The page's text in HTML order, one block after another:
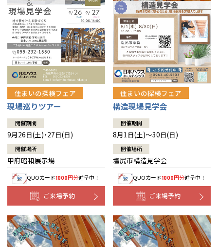
住まいの探検フェア
現場巡りツアー
開催期間
9月26日(土)・27日(日)
開催場所
甲府昭和展示場
QUOカード1000円分進呈中！
ご来場予約
住まいの探検フェア
構造現場見学会
開催期間
8月1日(土)～30日(日)
開催場所
塩尻市構造見学会
QUOカード1000円分進呈中！
ご来場予約